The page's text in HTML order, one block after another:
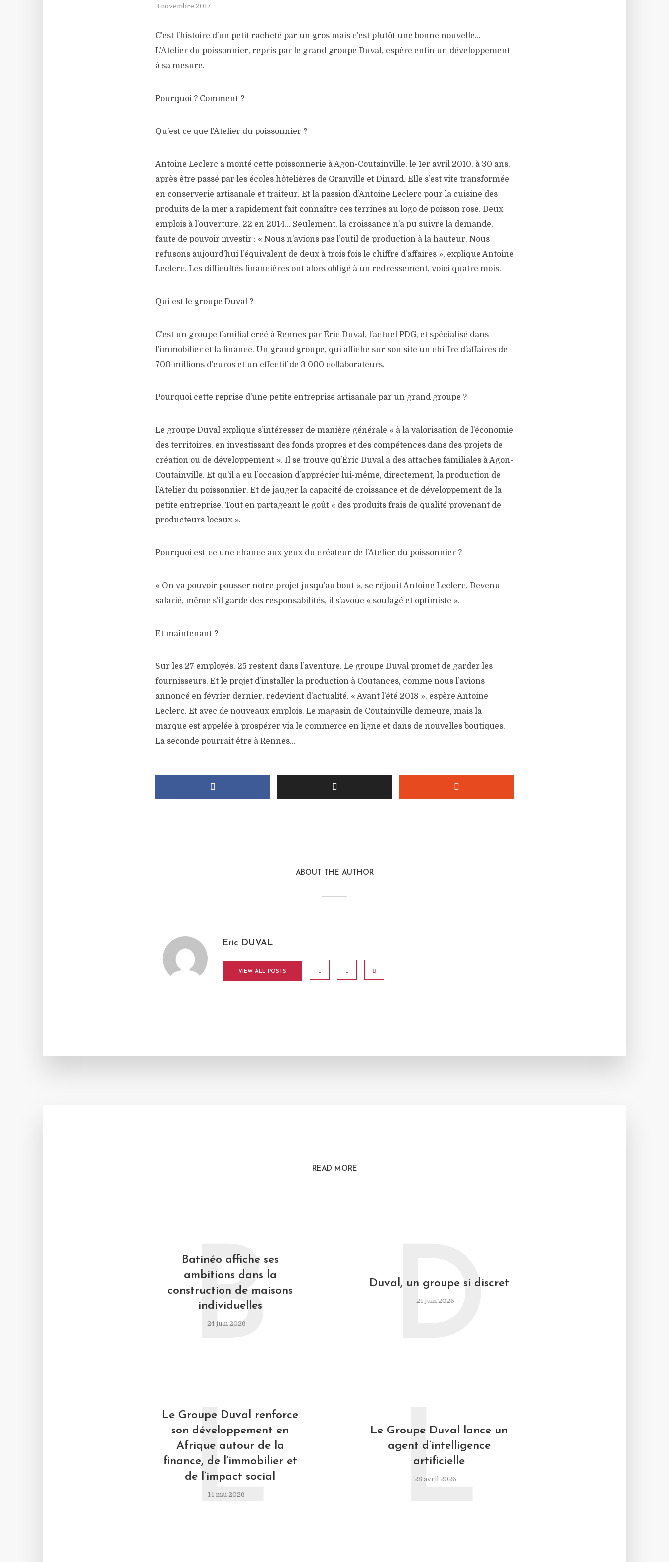
3 novembre 2017
C’est l’histoire d’un petit racheté par un gros mais c’est plutôt une bonne nouvelle…
L’Atelier du poissonnier, repris par le grand groupe Duval, espère enfin un développement
à sa mesure.
Pourquoi ? Comment ?
Qu’est ce que l’Atelier du poissonnier ?
Antoine Leclerc a monté cette poissonnerie à Agon-Coutainville, le 1er avril 2010, à 30 ans,
après être passé par les écoles hôtelières de Granville et Dinard. Elle s’est vite transformée
en conserverie artisanale et traiteur. Et la passion d’Antoine Leclerc pour la cuisine des
produits de la mer a rapidement fait connaître ces terrines au logo de poisson rose. Deux
emplois à l’ouverture, 22 en 2014… Seulement, la croissance n’a pu suivre la demande,
faute de pouvoir investir : « Nous n’avions pas l’outil de production à la hauteur. Nous
refusons aujourd’hui l’équivalent de deux à trois fois le chiffre d’affaires », explique Antoine
Leclerc. Les difficultés financières ont alors obligé à un redressement, voici quatre mois.
Qui est le groupe Duval ?
C’est un groupe familial créé à Rennes par Éric Duval, l’actuel PDG, et spécialisé dans
l’immobilier et la finance. Un grand groupe, qui affiche sur son site un chiffre d’affaires de
700 millions d’euros et un effectif de 3 000 collaborateurs.
Pourquoi cette reprise d’une petite entreprise artisanale par un grand groupe ?
Le groupe Duval explique s’intéresser de manière générale « à la valorisation de l’économie
des territoires, en investissant des fonds propres et des compétences dans des projets de
création ou de développement ». Il se trouve qu’Éric Duval a des attaches familiales à Agon-
Coutainville. Et qu’il a eu l’occasion d’apprécier lui-même, directement, la production de
l’Atelier du poissonnier. Et de jauger la capacité de croissance et de développement de la
petite entreprise. Tout en partageant le goût « des produits frais de qualité provenant de
producteurs locaux ».
Pourquoi est-ce une chance aux yeux du créateur de l’Atelier du poissonnier ?
« On va pouvoir pousser notre projet jusqu’au bout », se réjouit Antoine Leclerc. Devenu
salarié, même s’il garde des responsabilités, il s’avoue « soulagé et optimiste ».
Et maintenant ?
Sur les 27 employés, 25 restent dans l’aventure. Le groupe Duval promet de garder les
fournisseurs. Et le projet d’installer la production à Coutances, comme nous l’avions
annoncé en février dernier, redevient d’actualité. « Avant l’été 2018 », espère Antoine
Leclerc. Et avec de nouveaux emplois. Le magasin de Coutainville demeure, mais la
marque est appelée à prospérer via le commerce en ligne et dans de nouvelles boutiques.
La seconde pourrait être à Rennes…
ABOUT THE AUTHOR
Eric DUVAL
VIEW ALL POSTS
READ MORE
Batinéo affiche ses
ambitions dans la
construction de maisons
individuelles
24 juin 2026
B Duval, un groupe si discret
21 juin 2026
D
Le Groupe Duval renforce
son développement en
Afrique autour de la
finance, de l’immobilier et
de l’impact social
14 mai 2026
L
Le Groupe Duval lance un
agent d’intelligence
artificielle
28 avril 2026
L